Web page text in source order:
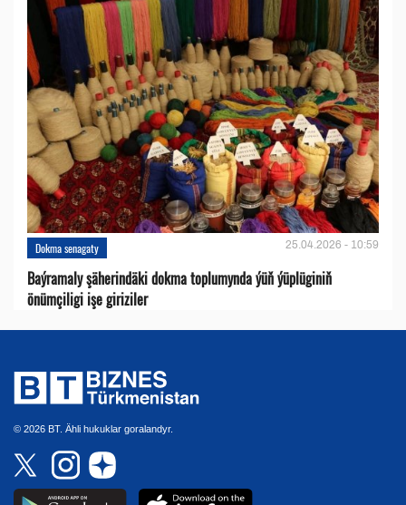
Dokma senagaty 25.04.2026 - 10:59
Baýramaly şäherindäki dokma toplumynda ýüň ýüplüginiň
önümçiligi işe giriziler
© 2026 BT. Ähli hukuklar goralandyr.